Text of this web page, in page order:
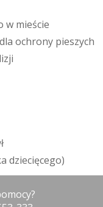
w mieście
dla ochrony pieszych
lizji
ł
a dziecięcego)